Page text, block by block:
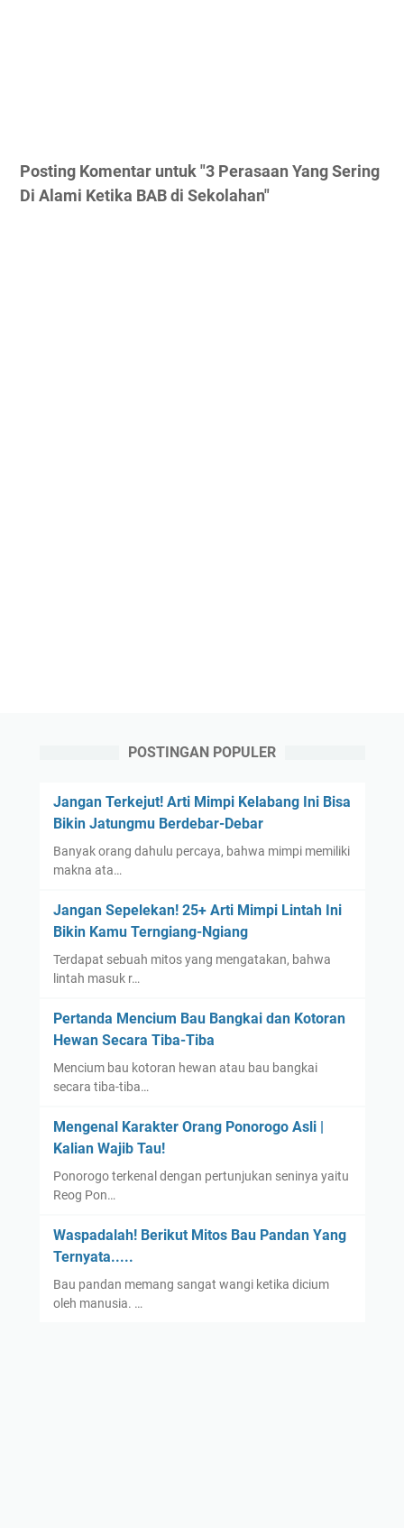
Posting Komentar untuk "3 Perasaan Yang Sering
Di Alami Ketika BAB di Sekolahan"
POSTINGAN POPULER
Jangan Terkejut! Arti Mimpi Kelabang Ini Bisa
Bikin Jatungmu Berdebar-Debar
Banyak orang dahulu percaya, bahwa mimpi memiliki
makna ata…
Jangan Sepelekan! 25+ Arti Mimpi Lintah Ini
Bikin Kamu Terngiang-Ngiang
Terdapat sebuah mitos yang mengatakan, bahwa
lintah masuk r…
Pertanda Mencium Bau Bangkai dan Kotoran
Hewan Secara Tiba-Tiba
Mencium bau kotoran hewan atau bau bangkai
secara tiba-tiba…
Mengenal Karakter Orang Ponorogo Asli |
Kalian Wajib Tau!
Ponorogo terkenal dengan pertunjukan seninya yaitu
Reog Pon…
Waspadalah! Berikut Mitos Bau Pandan Yang
Ternyata.....
Bau pandan memang sangat wangi ketika dicium
oleh manusia. …